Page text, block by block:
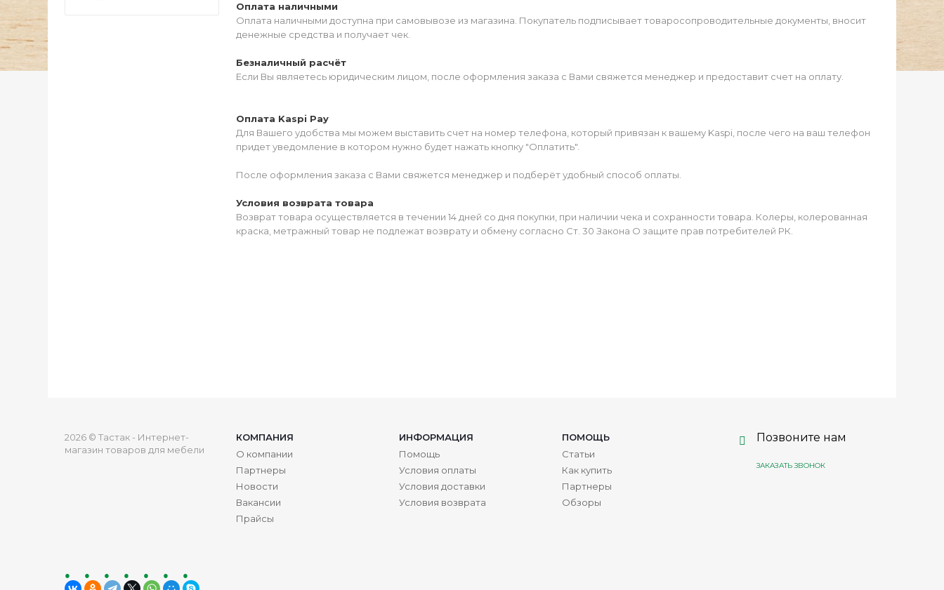
Оплата наличными
Оплата наличными доступна при самовывозе из магазина. Покупатель подписывает товаросопроводительные документы, вносит
денежные средства и получает чек.
Безналичный расчёт
Если Вы являетесь юридическим лицом, после оформления заказа с Вами свяжется менеджер и предоставит счет на оплату.
Оплата Kaspi Pay
Для Вашего удобства мы можем выставить счет на номер телефона, который привязан к вашему Kaspi, после чего на ваш телефон
придет уведомление в котором нужно будет нажать кнопку "Оплатить".
После оформления заказа с Вами свяжется менеджер и подберёт удобный способ оплаты.
Условия возврата товара
Возврат товара осуществляется в течении 14 дней со дня покупки, при наличии чека и сохранности товара. Колеры, колерованная
краска, метражный товар не подлежат возврату и обмену согласно Ст. 30 Закона О защите прав потребителей РК.
2026 © Тастак - Интернет-
магазин товаров для мебели
КОМПАНИЯ ИНФОРМАЦИЯ
ПОМОЩЬ
О компании
Партнеры
Новости
Вакансии
Прайсы
Помощь
Условия оплаты
Условия доставки
Условия возврата
Статьи
Как купить
Партнеры
Обзоры
Позвоните нам
ЗАКАЗАТЬ ЗВОНОК